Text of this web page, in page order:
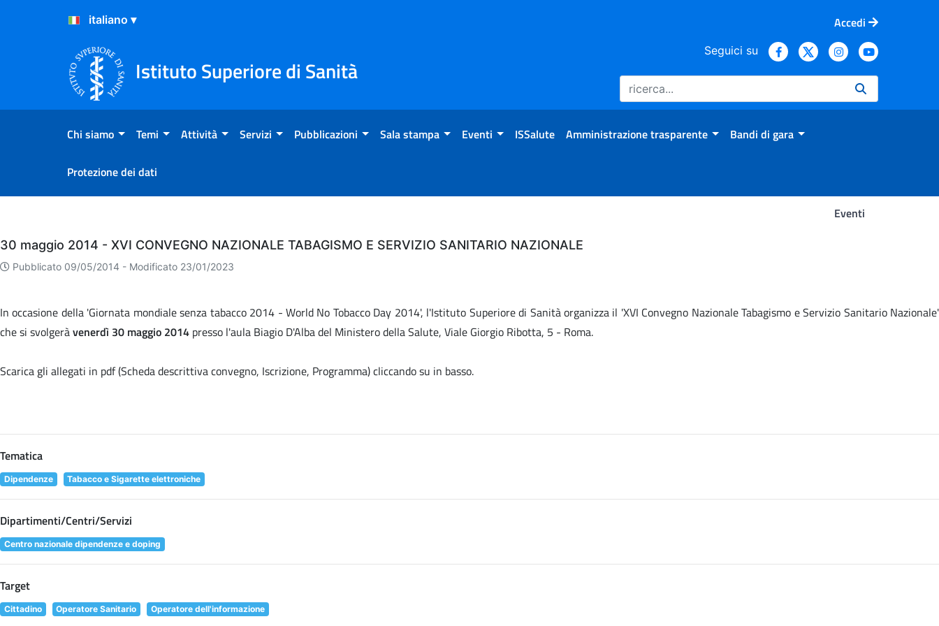
Salta al Contenuto
Salta al Footer
Accedi
Istituto Superiore di Sanità
Seguici su
Chi siamo Temi Attività Servizi Pubblicazioni Sala stampa Eventi ISSalute Amministrazione trasparente Bandi di gara
Protezione dei dati
Eventi
Eventi
30 maggio 2014 - XVI CONVEGNO NAZIONALE TABAGISMO E SERVIZIO SANITARIO NAZIONALE
Pubblicato 09/05/2014 - Modificato 23/01/2023
In occasione della 'Giornata mondiale senza tabacco 2014 - World No Tobacco Day 2014', l'Istituto Superiore di Sanità organizza il 'XVI Convegno Nazionale Tabagismo e Servizio Sanitario Nazionale'
che si svolgeràvenerdì 30 maggio 2014 presso l'aula Biagio D'Alba del Ministero della Salute, Viale Giorgio Ribotta, 5 - Roma.
Scarica gli allegati in pdf (Scheda descrittiva convegno, Iscrizione, Programma) cliccando su in basso.
Tematica
Dipendenze Tabacco e Sigarette elettroniche
Dipartimenti/Centri/Servizi
Centro nazionale dipendenze e doping
Target
Cittadino Operatore Sanitario Operatore dell'informazione